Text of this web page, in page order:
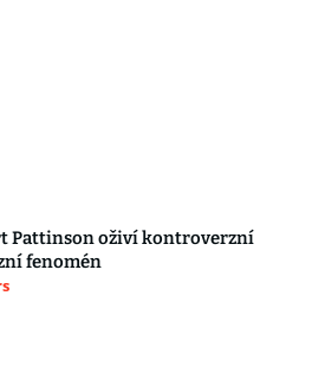
Pattinson oživí kontroverzní
fenomén